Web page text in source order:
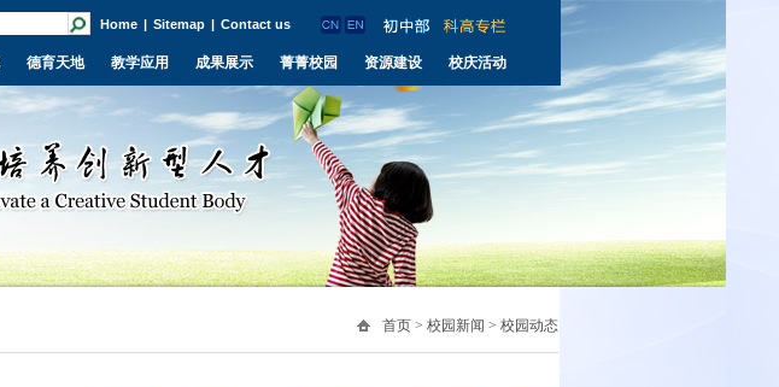
Home | Sitemap | Contact us
德育天地 教学应用 成果展示 菁菁校园 资源建设 校庆活动
首页 > 校园新闻 > 校园动态